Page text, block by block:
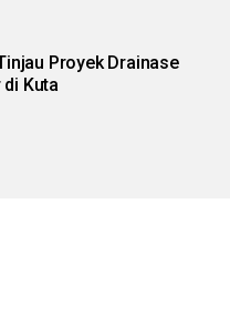
Proyek Drainase
Kuta